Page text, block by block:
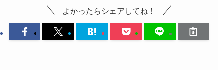
よかったらシェアしてね！